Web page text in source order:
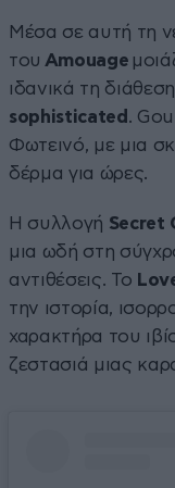
Μέσα σε αυτή τη
του Amouage
ιδανικά τη
sophisticated .
Φωτεινό, με μια
δέρμα για ώρες.
Η συλλογή Secret
μια ωδή στη
αντιθέσεις. Το
την ιστορία,
χαρακτήρα του
ζεστασιά μιας